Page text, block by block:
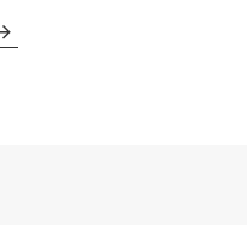
Schinken-